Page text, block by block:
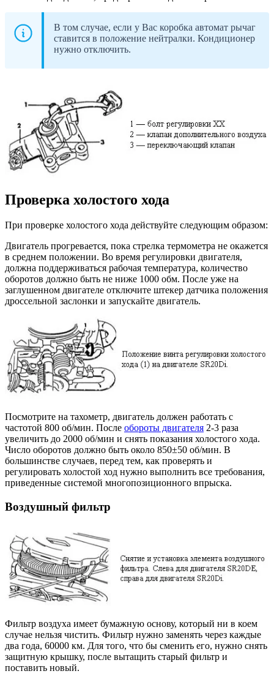
В том случае, если у Вас коробка автомат рычаг
ставится в положение нейтралки. Кондиционер
нужно отключить.
Проверка холостого хода
При проверке холостого хода действуйте следующим образом:
Двигатель прогревается, пока стрелка термометра не окажется
в среднем положении. Во время регулировки двигателя,
должна поддерживаться рабочая температура, количество
оборотов должно быть не ниже 1000 обм. После уже на
заглушенном двигателе отключите штекер датчика положения
дроссельной заслонки и запускайте двигатель.
Посмотрите на тахометр, двигатель должен работать с
частотой 800 об/мин. После обороты двигателя 2-3 раза
увеличить до 2000 об/мин и снять показания холостого хода.
Число оборотов должно быть около 850±50 об/мин. В
большинстве случаев, перед тем, как проверять и
регулировать холостой ход нужно выполнить все требования,
приведенные системой многопозиционного впрыска.
Воздушный фильтр
Фильтр воздуха имеет бумажную основу, который ни в коем
случае нельзя чистить. Фильтр нужно заменять через каждые
два года, 60000 км. Для того, что бы сменить его, нужно снять
защитную крышку, после вытащить старый фильтр и
поставить новый.